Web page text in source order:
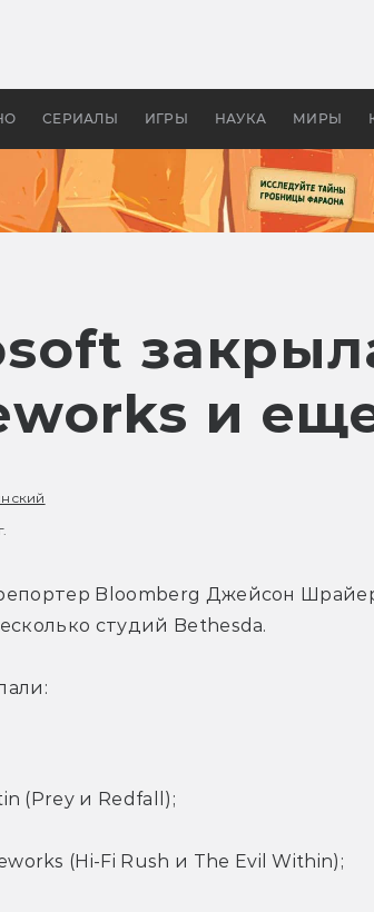
СЕРИАЛЫ ИГРЫ НАУКА МИРЫ
апокалипсис, в
и
Bloomberg Джейсон
студий Bethesda.
(Prey и Redfall);
(Hi-Fi Rush и The Evil Within);